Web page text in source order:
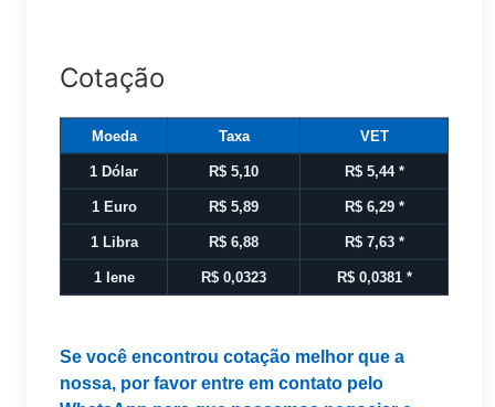
Cotação
Moeda Taxa VET
1 Dólar R$ 5,10 R$ 5,44 *
1 Euro R$ 5,89 R$ 6,29 *
1 Libra R$ 6,88 R$ 7,63 *
1 Iene R$ 0,0323 R$ 0,0381 *
Se você encontrou cotação melhor que a
nossa, por favor entre em contato pelo